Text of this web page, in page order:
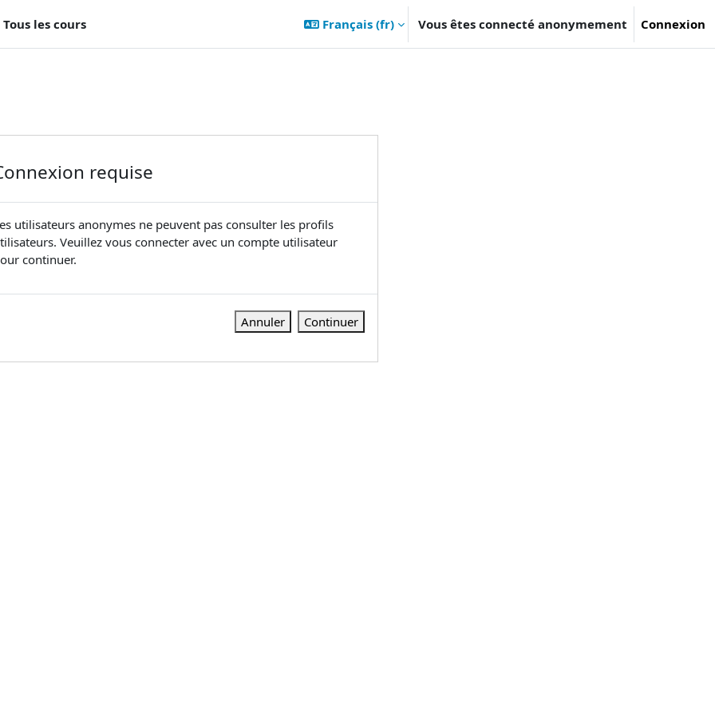
Tous les cours Français ‎(fr)‎ Vous êtes connecté anonymement Connexion
requise
utilisateurs anonymes ne peuvent pas consulter les profils
Veuillez vous connecter avec un compte utilisateur
continuer.
Annuler Continuer